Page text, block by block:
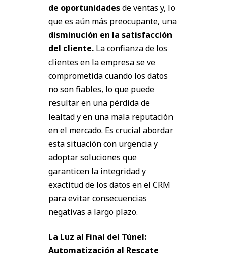
de oportunidadesde ventas y, lo
que es aún más preocupante, una
disminución en la satisfacción
del cliente. La confianza de los
clientes en la empresa se ve
comprometida cuando los datos
no son fiables, lo que puede
resultar en una pérdida de
lealtad y en una mala reputación
en el mercado. Es crucial abordar
esta situación con urgencia y
adoptar soluciones que
garanticen la integridad y
exactitud de los datos en el CRM
para evitar consecuencias
negativas a largo plazo.
La Luz al Final del Túnel:
Automatización al Rescate